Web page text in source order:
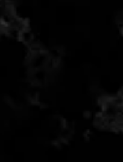
Termen de livrare: 1 - 2 zile
confirmarii comenzii de catre